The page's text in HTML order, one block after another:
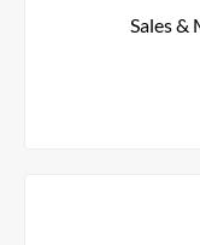
Sales &